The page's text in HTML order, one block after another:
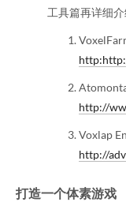
工具篇再详细
http://
Voxlap
http://
打造一个体素游戏